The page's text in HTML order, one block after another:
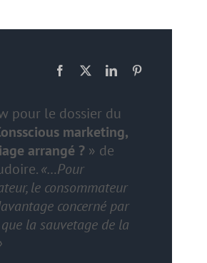
pour le dossier du
marketing,
arrangé ? » de
.«…Pour
le consommateur
concerné par
la sauvetage de la